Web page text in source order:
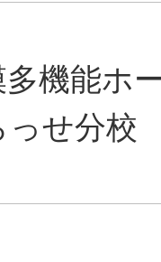
機能ホ
っせ分校